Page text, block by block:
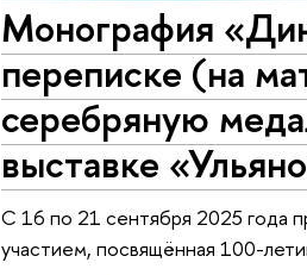
Монография
переписке (на
серебряную
выставке
С 16 по 21 сентября 2025 года
участием, посвящённая 100-